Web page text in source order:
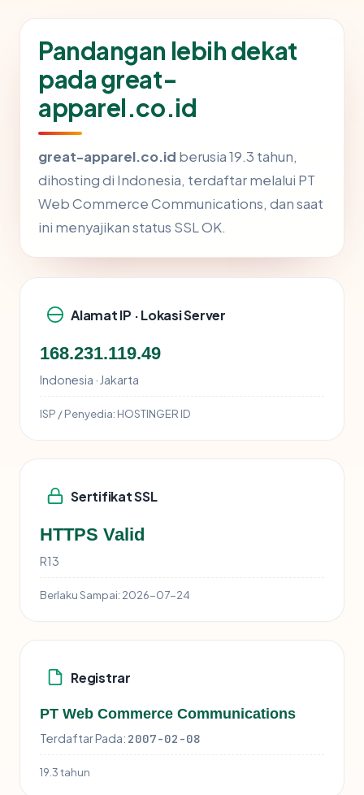
Pandangan lebih dekat
pada great-
apparel.co.id
great-apparel.co.id berusia 19.3 tahun,
dihosting di Indonesia, terdaftar melalui PT
Web Commerce Communications, dan saat
ini menyajikan status SSL OK.
Alamat IP · Lokasi Server
168.231.119.49
Indonesia · Jakarta
ISP / Penyedia: HOSTINGER ID
Sertifikat SSL
HTTPS Valid
R13
Berlaku Sampai: 2026-07-24
Registrar
PT Web Commerce Communications
Terdaftar Pada: 2007-02-08
19.3 tahun